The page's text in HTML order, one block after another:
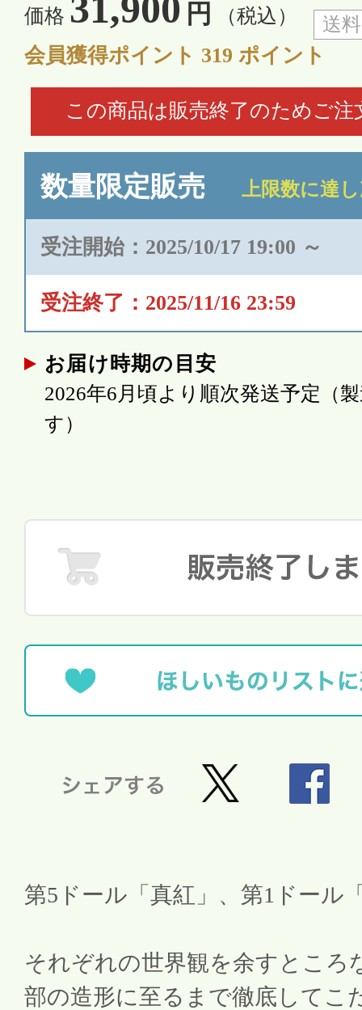
価格 円 （税込） 送
会員獲得ポイント 319 ポイント
この商品は販売終了のためご
数量限定販売 上限数に達
受注開始：2025/10/17 19:00 ～
受注終了：2025/11/16 23:59
お届け時期の目安
2026年6月頃より順次発送予定 （
す）
第5ドール「真紅」、第1ドール
それぞれの世界観を余すところ
部の造形に至るまで徹底してこ